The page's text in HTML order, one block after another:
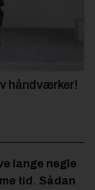
håndværker!
lange negle
tid. Sådan